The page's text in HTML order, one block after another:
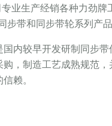
业生产经销各种力劲
带和同步带轮系列产品
内较早开发研制同步
，制造工艺成熟规范
赖。